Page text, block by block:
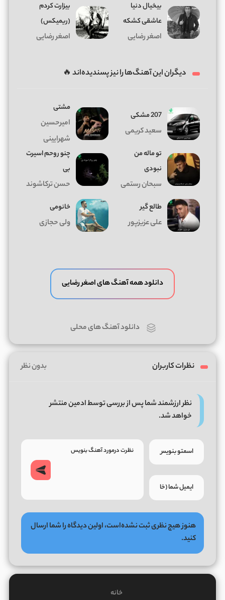
بیخیال دنیا
عاشقی کشکه
اصغر رضایی
بیزارت کردم
(ریمیکس)
اصغر رضایی
دیگران این آهنگ‌ها را نیز پسندیده‌اند 🔥
207 مشکی
سعید کریمی
مشتی
امیرحسین
شهرایینی
تو ماله من
نبودی
سبحان رستمی
چنو روحم اسیرت
بی
حسن ترکاشوند
طالع گیر
علی عزیزپور
خانومی
ولی حجازی
دانلود همه آهنگ های اصغر رضایی
دانلود آهنگ های محلی
نظرات کاربران بدون نظر
نظر ارزشمند شما پس از بررسی توسط ادمین منتشر
خواهد شد.
هنوز هیچ نظری ثبت نشده‌است، اولین دیدگاه را شما ارسال
کنید.
خانه